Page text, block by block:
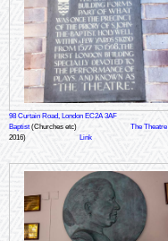
98 Curtain Road, London EC2A 3AF
Baptist (Churches etc) The Theatre
2016)
Link